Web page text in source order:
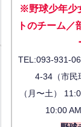
※野球少年少
トのチーム
TEL:093-931-
4-34（市民
（月〜土）
10:00